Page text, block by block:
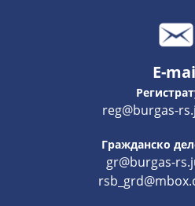
E-
reg@burgas-
Гражданско
gr@burgas-